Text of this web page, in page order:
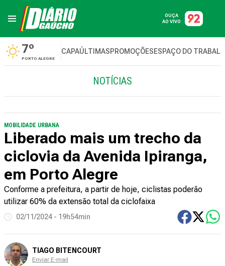
OUÇA
AO VIVO
7º
PORTO ALEGRE
CAPAÚLTIMASPROMOÇÕESESPAÇO DO
NOTÍCIAS
MOBILIDADE URBANA
Liberado mais um trecho da
ciclovia da Avenida Ipiranga,
em Porto Alegre
Conforme a prefeitura, a partir de hoje, ciclistas poderão
utilizar 60% da extensão total da ciclofaixa
02/11/2024 - 19h54min
TIAGO BITENCOURT
Enviar E-mail